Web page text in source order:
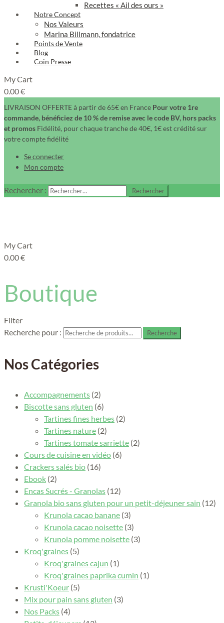
Recettes « Ail des ours »
Notre Concept
Nos Valeurs
Marina Billmann, fondatrice
Points de Vente
Blog
Coin Presse
My Cart
0.00€
LIVRAISON OFFERTE à partir de 65€ en France Pour votre 1re
commande, bénéficiez de 10 % de remise avec le code BV, hors packs
et promos Fidélité, pour chaque tranche de 40€, 1€ est crédité sur
votre compte fidélité
Se connecter
Mon compte
Rechercher :
My Cart
0.00€
Boutique
Filter
Recherche pour :
Recherche
Nos Catégories
Accompagnements (2)
Biscotte sans gluten (6)
Tartines fines herbes (2)
Tartines nature (2)
Tartines tomate sarriette (2)
Cours de cuisine en vidéo (6)
Crackers salés bio (16)
Ebook (2)
Encas Sucrés - Granolas (12)
Granola bio sans gluten pour un petit-déjeuner sain (12)
Krunola cacao banane (3)
Krunola cacao noisette (3)
Krunola pomme noisette (3)
Kroq'graines (5)
Kroq'graines cajun (1)
Kroq'graines paprika cumin (1)
Krusti'Koeur (5)
Mix pour pain sans gluten (3)
Nos Packs (4)